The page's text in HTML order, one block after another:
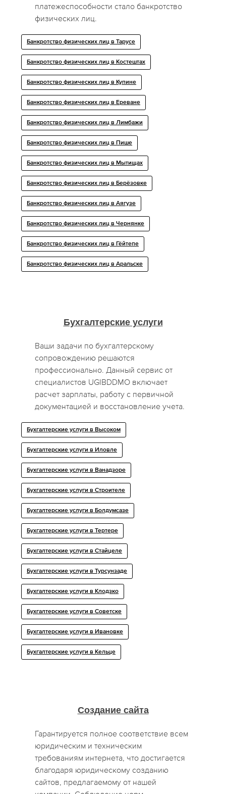
платежеспособности стало банкротство
физических лиц.
Банкротство физических лиц в Тарусе
Банкротство физических лиц в Костештах
Банкротство физических лиц в Купине
Банкротство физических лиц в Ереване
Банкротство физических лиц в Лимбажи
Банкротство физических лиц в Пише
Банкротство физических лиц в Мытищах
Банкротство физических лиц в Берёзовке
Банкротство физических лиц в Аягузе
Банкротство физических лиц в Чернянке
Банкротство физических лиц в Гёйтепе
Банкротство физических лиц в Аральске
Бухгалтерские услуги
Ваши задачи по бухгалтерскому
сопровождению решаются
профессионально. Данный сервис от
специалистов UGIBDDMO включает
расчет зарплаты, работу с первичной
документацией и восстановление учета.
Бухгалтерские услуги в Высоком
Бухгалтерские услуги в Иловле
Бухгалтерские услуги в Ванадзоре
Бухгалтерские услуги в Строителе
Бухгалтерские услуги в Болдумсазе
Бухгалтерские услуги в Тертере
Бухгалтерские услуги в Стайцеле
Бухгалтерские услуги в Турсунзаде
Бухгалтерские услуги в Клодзко
Бухгалтерские услуги в Советске
Бухгалтерские услуги в Ивановке
Бухгалтерские услуги в Кельце
Создание сайта
Гарантируется полное соответствие всем
юридическим и техническим
требованиям интернета, что достигается
благодаря юридическому созданию
сайтов, предлагаемому от нашей